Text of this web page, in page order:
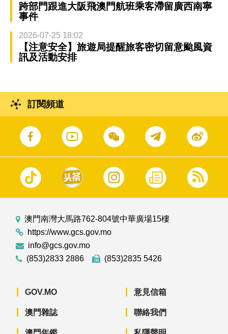
跨部門跟進大阪飛澳門航班乘客滯留廣西南寧
事件
2026-07-25 18:02
【注意安全】旅遊局提醒旅客密切留意颱風資
訊及活動安排
訂閱頻道
澳門南灣大馬路762-804號中華廣場15樓
https://www.gcs.gov.mo
info@gcs.gov.mo
(853)2833 2886
(853)2835 5426
GOV.MO
澳門雜誌
意見信箱
聯絡我們